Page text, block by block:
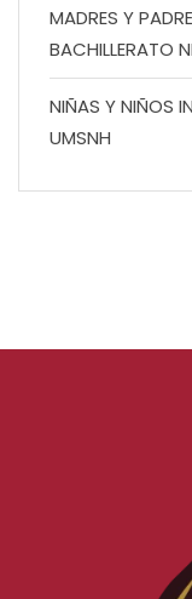
MADRES Y
BACHILLERATO
NIÑAS Y NIÑOS
UMSNH